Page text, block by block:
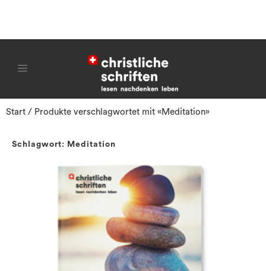
Start / Produkte verschlagwortet mit «Meditation»
Schlagwort: Meditation